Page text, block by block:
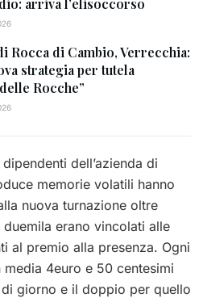
Rocca di Cambio, Verrecchia:
strategia per tutela
Rocche”
dell’azienda di
memorie volatili hanno
nuova turnazione oltre
duemila erano vincolati alle
al premio alla presenza. Ogni
4euro e 50 centesimi
giorno e il doppio per quello